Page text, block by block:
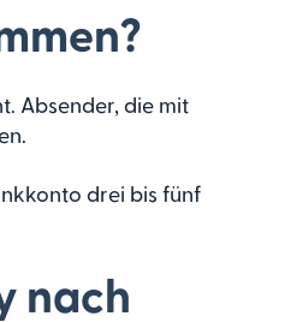
Absender, die mit
drei bis fünf
nach